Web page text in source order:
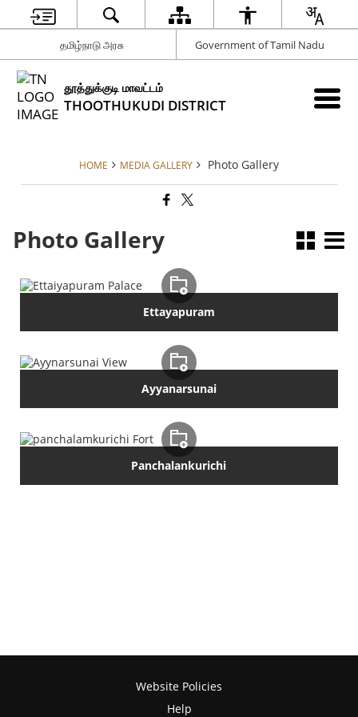
தமிழ்நாடு அரசு Government of Tamil Nadu
தூத்துக்குடி மாவட்டம்
THOOTHUKUDI DISTRICT
HOME MEDIA GALLERY Photo Gallery
Photo Gallery
Ettayapuram
Ayyanarsunai
Panchalankurichi
Website Policies
Help